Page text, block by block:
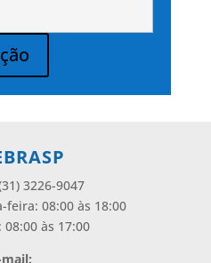
3226-9047
feira: 08:00 às 18:00
às 17:00
mail: